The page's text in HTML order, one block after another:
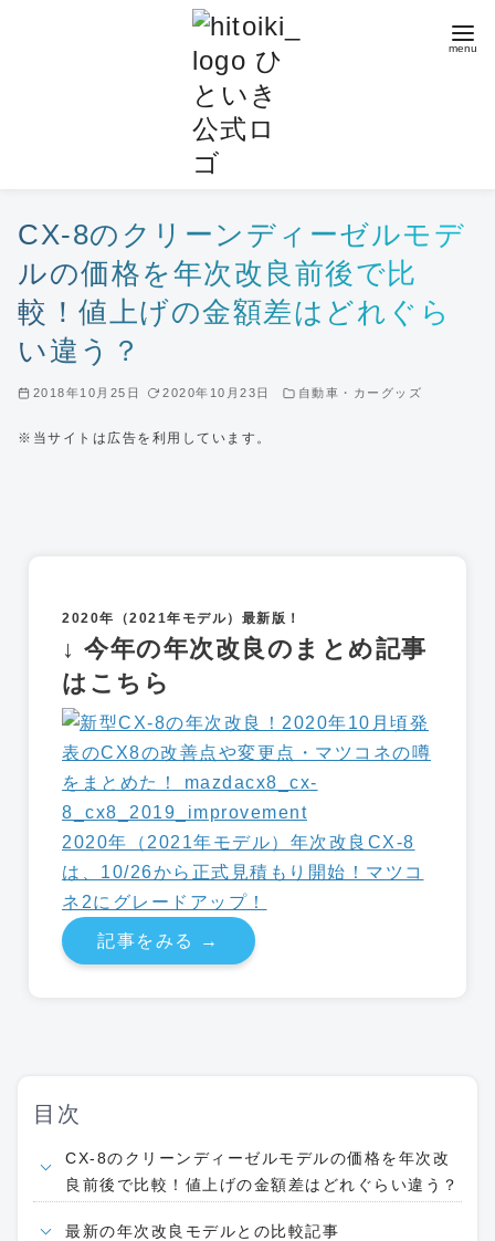
CX-8のクリーンディーゼルモデ
ルの価格を年次改良前後で比
較！値上げの金額差はどれぐら
い違う？
2018年10月25日 2020年10月23日 自動車・カーグッズ
※当サイトは広告を利用しています。
2020年（2021年モデル）最新版！
↓ 今年の年次改良のまとめ記事
はこちら
2020年（2021年モデル）年次改良CX-8
は、10/26から正式見積もり開始！マツコ
ネ2にグレードアップ！
記事をみる →
目次
CX-8のクリーンディーゼルモデルの価格を年次改
良前後で比較！値上げの金額差はどれぐらい違う？
最新の年次改良モデルとの比較記事